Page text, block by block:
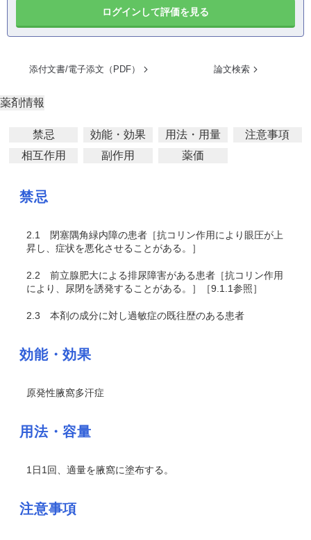
ログインして評価を見る
添付文書/電子添文（PDF） 論文検索
薬剤情報
禁忌 効能・効果 用法・用量
注意事項
相互作用
副作用 薬価
禁忌
2.1
閉塞隅角緑内障の患者［抗コリン作用により眼圧が上
昇し、症状を悪化させることがある。］
2.2 前立腺肥大による排尿障害がある患者［抗コリン作用
により、尿閉を誘発することがある。］［9.1.1参照］
2.3 本剤の成分に対し過敏症の既往歴のある患者
効能・効果
原発性腋窩多汗症
用法・容量
1日1回、適量を腋窩に塗布する。
注意事項